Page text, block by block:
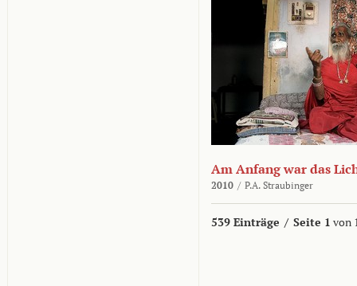
Am Anfang war das
2010 / P.A. Straubinger
539 Einträge / Seite 1 von